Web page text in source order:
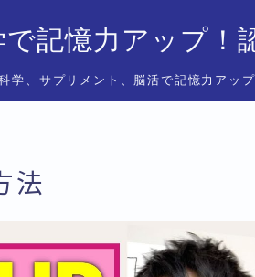
記憶力アップ！
学、サプリメント、脳活で記憶力アッ
法